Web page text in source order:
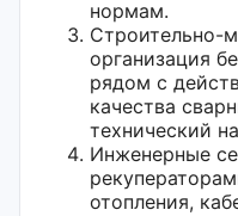
нормам.
Строительно-
организация
рядом с
качества
технический
Инженерные
отопления,